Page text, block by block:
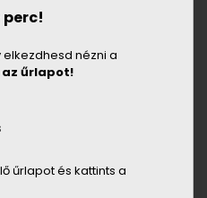
perc!
elkezdhesd nézni a
űrlapot!
űrlapot és kattints a